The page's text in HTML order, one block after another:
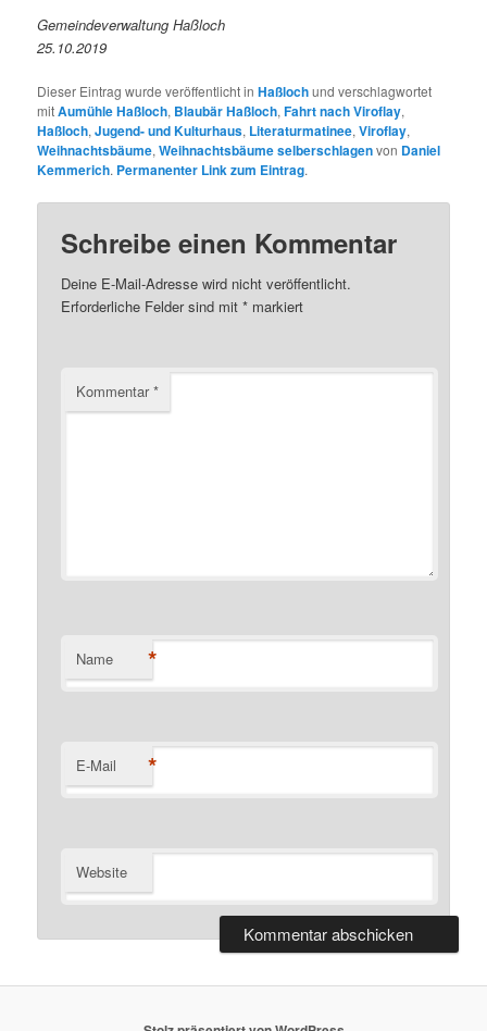
Gemeindeverwaltung Haßloch
25.10.2019
Dieser Eintrag wurde veröffentlicht inHaßlochund verschlagwortet
mitAumühle Haßloch, Blaubär Haßloch,Fahrt nach Viroflay,
Haßloch,Jugend- und Kulturhaus, Literaturmatinee,Viroflay,
Weihnachtsbäume,Weihnachtsbäume selberschlagenvon Daniel
Kemmerich. Permanenter Link zum Eintrag.
Schreibe einen Kommentar
Deine E-Mail-Adresse wird nicht veröffentlicht.
Erforderliche Felder sind mit* markiert
Kommentar*
Name *
E-Mail *
Website